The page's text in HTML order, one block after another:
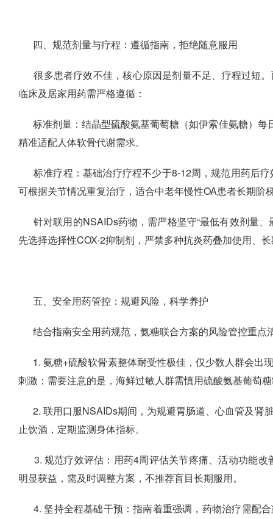
四、规范剂量与疗程：遵循指南，拒绝随意服用
很多患者疗效不佳，核心原因是剂量不足、疗程过短
临床及居家用药需严格遵循：
标准剂量：结晶型硫酸氨基葡萄糖（如伊索佳氨糖）
精准适配人体软骨代谢需求。
标准疗程：基础治疗疗程不少于8-12周，规范用药后
可根据关节情况重复治疗，适合中老年慢性OA患者长期阶
针对联用的NSAIDs药物，需严格坚守“最低有效剂量
先选择选择性COX-2抑制剂，严禁多种抗炎药叠加使用、
五、安全用药管控：规避风险，科学养护
结合指南安全用药规范，氨糖联合方案的风险管控重
1. 氨糖+硫酸软骨素整体耐受性极佳，仅少数人群会出
刺激；需要注意的是，海鲜过敏人群需慎用硫酸氨基葡萄
2. 联用口服NSAIDs期间，为规避胃肠道、心血管及肾
止饮酒，定期监测身体指标。
3. 规范疗效评估：用药4周评估关节疼痛、活动功能
明显获益，需及时调整方案，不推荐盲目长期服用。
4. 坚持全程基础干预：指南着重强调，药物治疗需配